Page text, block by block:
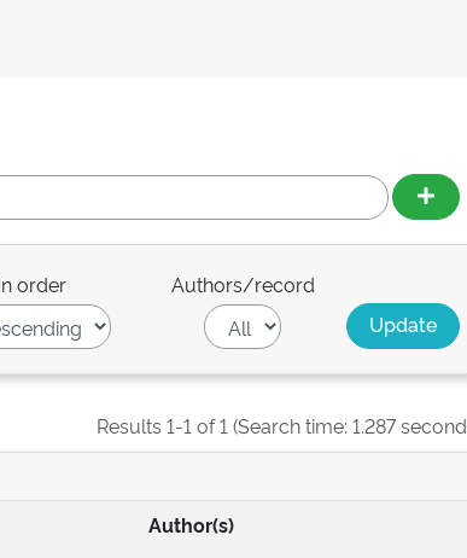
order Authors/record
Results 1-1 of 1 (Search time: 1.287
Author(s)